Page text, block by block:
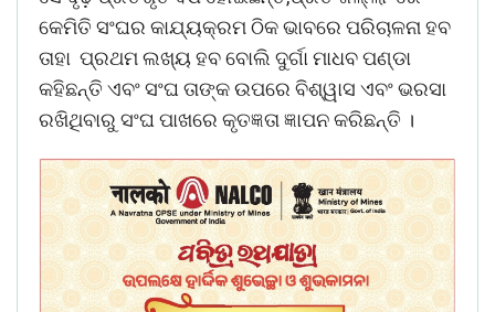
କେମିତି ସଂଘର କାଯ୍ୟକ୍ରମ ଠିକ ଭାବରେ ପରିଚାଳନା ହବ
ତାହା ପ୍ରଥମ ଲଖ୍ୟ ହବ ବୋଲି ଦୁର୍ଗା ମାଧବ ପଣ୍ଡା
କହିଛନ୍ତି ଏବଂ ସଂଘ ତାଙ୍କ ଉପରେ ବିଶ୍ୱାସ ଏବଂ ଭରସା
ରଖିଥିବାରୁ ସଂଘ ପାଖରେ କୃତଜ୍ଞତା ଜ୍ଞାପନ କରିଛନ୍ତି ।